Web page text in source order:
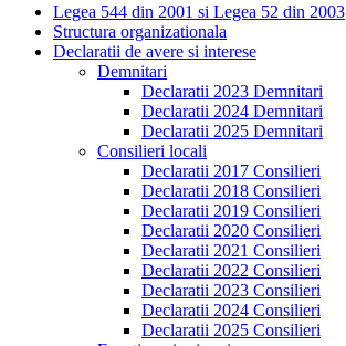
Legea 544 din 2001 si Legea 52 din 2003
Structura organizationala
Declaratii de avere si interese
Demnitari
Declaratii 2023 Demnitari
Declaratii 2024 Demnitari
Declaratii 2025 Demnitari
Consilieri locali
Declaratii 2017 Consilieri
Declaratii 2018 Consilieri
Declaratii 2019 Consilieri
Declaratii 2020 Consilieri
Declaratii 2021 Consilieri
Declaratii 2022 Consilieri
Declaratii 2023 Consilieri
Declaratii 2024 Consilieri
Declaratii 2025 Consilieri